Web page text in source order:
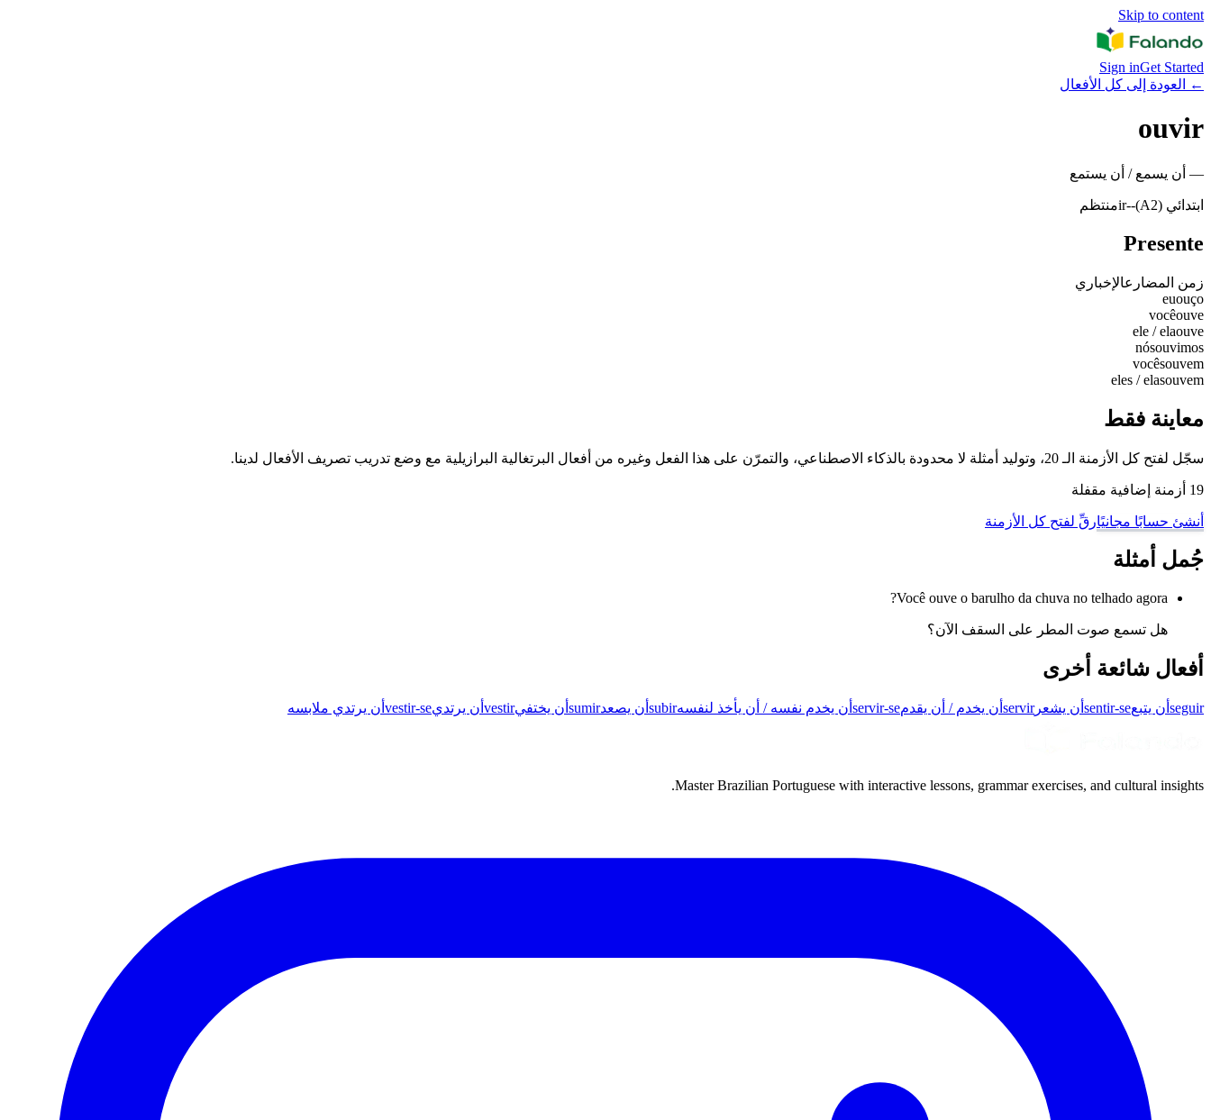
Skip to content
Sign inGet Started
←
العودة إلى كل الأفعال
ouvir
— أن يسمع / أن يستمع
ابتدائي (A2) -
-ir منتظم
Presente
زمن المضارعالإخباري
euouço
vocêouve
ele / elaouve
nósouvimos
vocêsouvem
eles / elasouvem
معاينة فقط
سجّل لفتح كل الأزمنة الـ 20، وتوليد أمثلة لا محدودة بالذكاء الاصطناعي، والتمرّن على هذا الفعل وغيره من أفعال البرتغالية البرازيلية مع وضع تدريب تصريف الأفعال لدينا.
19 أزمنة إضافية مقفلة
أنشئ حسابًا مجانيًارقِّ لفتح كل الأزمنة
جُمل أمثلة
Você ouve o barulho da chuva no telhado agora?
هل تسمع صوت المطر على السقف الآن؟
أفعال شائعة أخرى
seguir أن يتبعsentir-se أن يشعرservir أن يخدم / أن يقدمservir-se أن يخدم نفسه / أن يأخذ لنفسهsubir أن يصعدsumir أن يختفيvestir أن يرتديvestir-se أن يرتدي ملابسه
Master Brazilian Portuguese with interactive lessons, grammar exercises, and cultural insights.